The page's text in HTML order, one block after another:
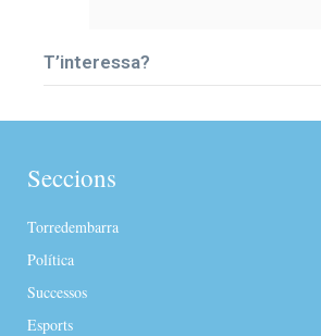
T’interessa?
Seccions
Torredembarra
Política
Successos
Esports